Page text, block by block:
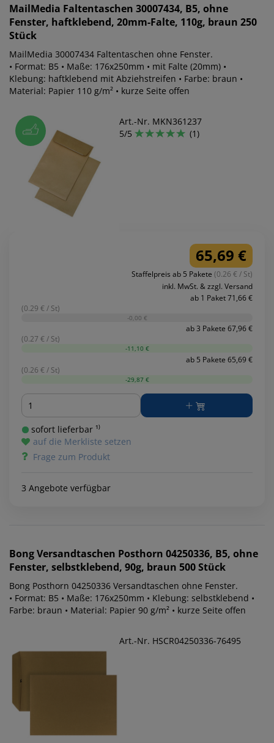
MailMedia Faltentaschen 30007434, B5, ohne
Fenster, haftklebend, 20mm-Falte, 110g, braun 250
Stück
MailMedia 30007434 Faltentaschen ohne Fenster.
• Format: B5 • Maße: 176x250mm • mit Falte (20mm) •
Klebung: haftklebend mit Abziehstreifen • Farbe: braun •
Material: Papier 110 g/m² • kurze Seite offen
Art.-Nr. MKN361237
5/5
(1)
65,69 €
Staffelpreis ab 5 Pakete (0.26 € / St)
inkl. MwSt. & zzgl. Versand
ab 1 Paket 71,66 €
(0.29 € / St)
-0,00 €
ab 3 Pakete 67,96 €
(0.27 € / St)
-11,10 €
ab 5 Pakete 65,69 €
(0.26 € / St)
-29,87 €
Menge
sofort lieferbar ¹⁾
auf die Merkliste setzen
Frage zum Produkt
3 Angebote verfügbar
BongVersandtaschen Posthorn 04250336, B5, ohne
Fenster, selbstklebend, 90g, braun 500 Stück
Bong Posthorn 04250336 Versandtaschen ohne Fenster.
• Format: B5 • Maße: 176x250mm • Klebung: selbstklebend •
Farbe: braun • Material: Papier 90 g/m² • kurze Seite offen
Art.-Nr. HSCR04250336-76495